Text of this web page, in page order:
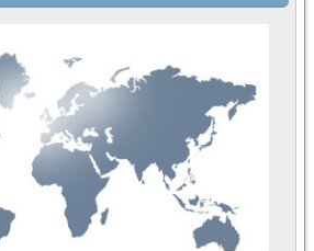
формирования уравнений состояния для
автоматизированного стенда для измерения
среды LabVIEW для построения картины
система для определения показателей
LabVIEW для управления источником
для снятия вольт-амперных характеристик
технологии: нано-, фемто-,
установка по измерению временных
лабораторный комплекс на базе
моделирования и оптимизации тепловой
прибор для исследования функциональных